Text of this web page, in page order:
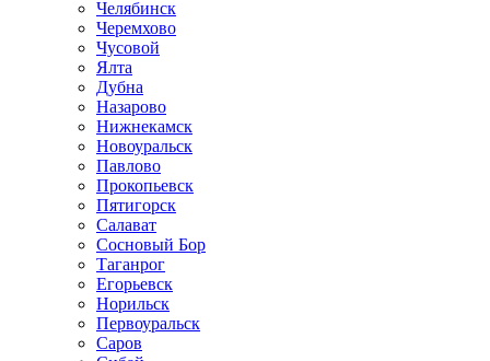
Челябинск
Черемхово
Чусовой
Ялта
Дубна
Назарово
Нижнекамск
Новоуральск
Павлово
Прокопьевск
Пятигорск
Салават
Сосновый Бор
Таганрог
Егорьевск
Норильск
Первоуральск
Саров